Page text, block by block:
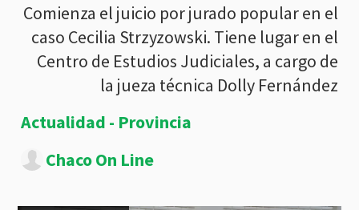
Comienza el juicio por jurado popular en el
caso Cecilia Strzyzowski. Tiene lugar en el
Centro de Estudios Judiciales, a cargo de
la jueza técnica Dolly Fernández
Actualidad - Provincia
Chaco On Line